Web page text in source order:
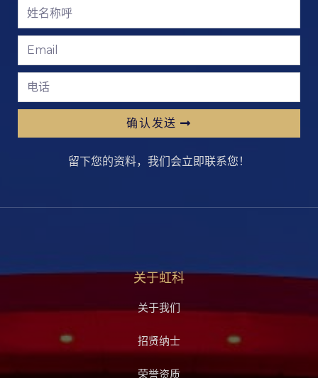
确认发送
留下您的资料，我们会立即联系您！
关于虹科
关于我们
招贤纳士
荣誉资质